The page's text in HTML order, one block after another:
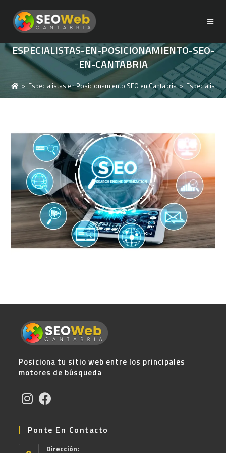
ESPECIALISTAS-EN-POSICIONAMIENTO-SEO-
EN-CANTABRIA
> Especialistas en Posicionamiento SEO en Cantabria >
Posiciona tu sitio web entre los principales
motores de búsqueda
Ponte En Contacto
Dirección: